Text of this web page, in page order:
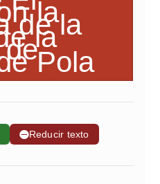
➖Reducir texto